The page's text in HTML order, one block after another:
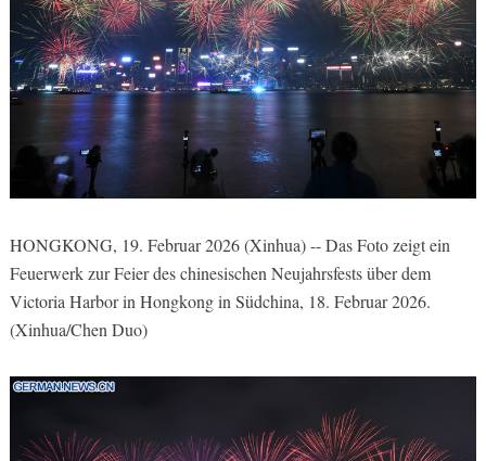
HONGKONG, 19. Februar 2026 (Xinhua) -- Das Foto zeigt ein
Feuerwerk zur Feier des chinesischen Neujahrsfests über dem
Victoria Harbor in Hongkong in Südchina, 18. Februar 2026.
(Xinhua/Chen Duo)